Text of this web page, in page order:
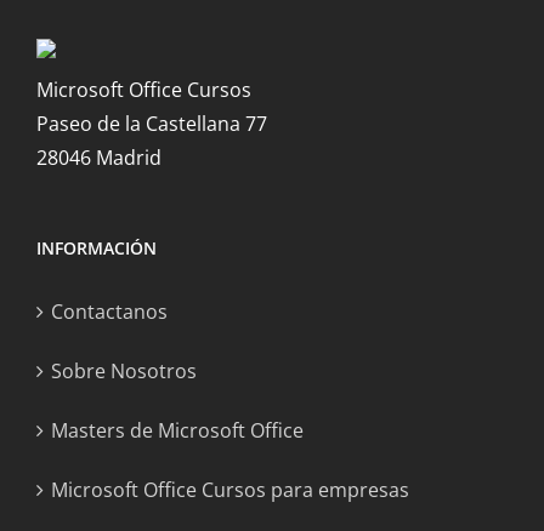
Microsoft Office Cursos
Paseo de la Castellana 77
28046 Madrid
INFORMACIÓN
Contactanos
Sobre Nosotros
Masters de Microsoft Office
Microsoft Office Cursos para empresas